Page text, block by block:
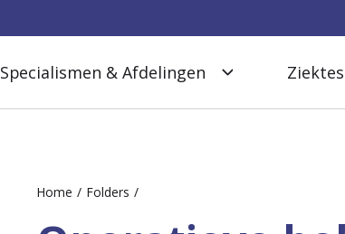
Specialismen & Afdelingen
Home Folders